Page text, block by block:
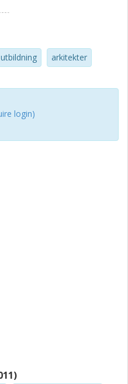
ett tekniskt-vetenskapligt
för arkitekter i dag.
utbildning arkitekter
login)